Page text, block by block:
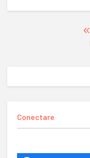
Conectare